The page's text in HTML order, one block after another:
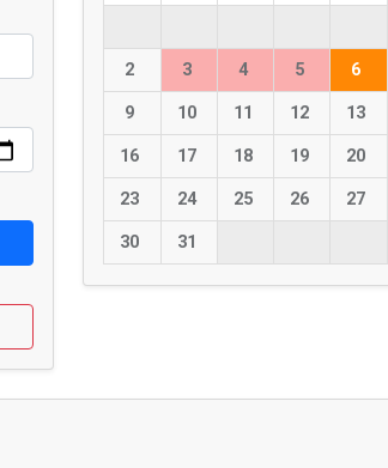
2 3 4 5 6
9 10 11 12 13
16 17 18 19 20
23 24 25 26 27
30 31